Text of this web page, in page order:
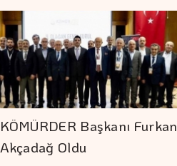
KÖMÜRDER Başkanı Furkan
Akçadağ Oldu